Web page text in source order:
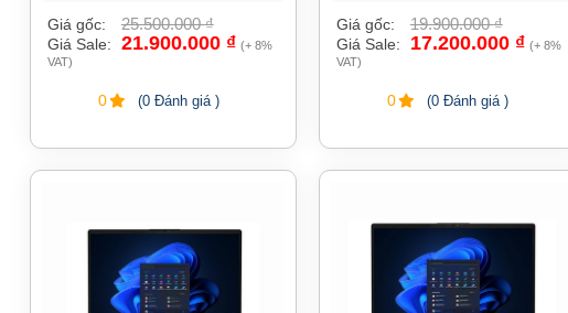
Giá gốc: 25.500.000₫
Giá Sale: 21.900.000 ₫ (+ 8%
VAT)
0 (0 Đánh giá )
Giá gốc: 19.900.000₫
Giá Sale: 17.200.000 ₫ (+ 8%
VAT)
0 (0 Đánh giá )